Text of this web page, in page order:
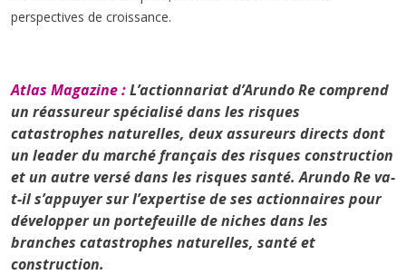
perspectives de croissance.
Atlas Magazine :L’actionnariat d’Arundo Re comprend
un réassureur spécialisé dans les risques
catastrophes naturelles, deux assureurs directs dont
un leader du marché français des risques construction
et un autre versé dans les risques santé. Arundo Re va-
t-il s’appuyer sur l’expertise de ses actionnaires pour
développer un portefeuille de niches dans les
branches catastrophes naturelles, santé et
construction.